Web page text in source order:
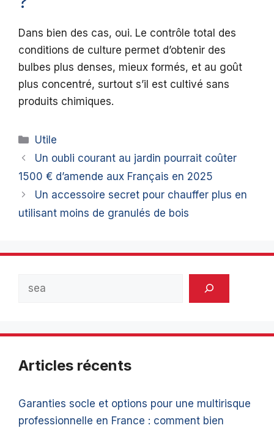
Dans bien des cas, oui. Le contrôle total des
conditions de culture permet d’obtenir des
bulbes plus denses, mieux formés, et au goût
plus concentré, surtout s’il est cultivé sans
produits chimiques.
Catégories
Utile
Un oubli courant au jardin pourrait coûter
1500 € d’amende aux Français en 2025
Un accessoire secret pour chauffer plus en
utilisant moins de granulés de bois
Articles récents
Garanties socle et options pour une multirisque
professionnelle en France : comment bien